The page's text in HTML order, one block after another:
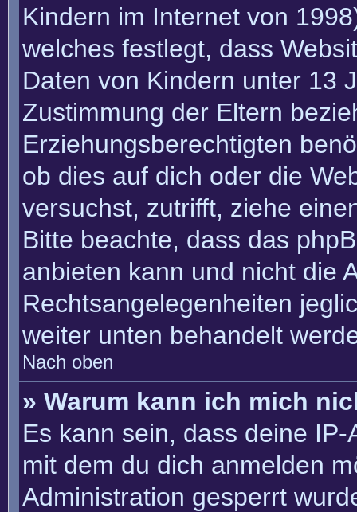
Kindern im Internet von
welches festlegt, dass
Daten von Kindern unter 13
Zustimmung der Eltern
Erziehungsberechtigten
ob dies auf dich oder die
versuchst, zutrifft, ziehe
Bitte beachte, dass das
anbieten kann und nicht die
Rechtsangelegenheiten
weiter unten behandelt
Nach oben
» Warum kann ich mich
Es kann sein, dass deine
mit dem du dich anmelden
Administration gesperrt